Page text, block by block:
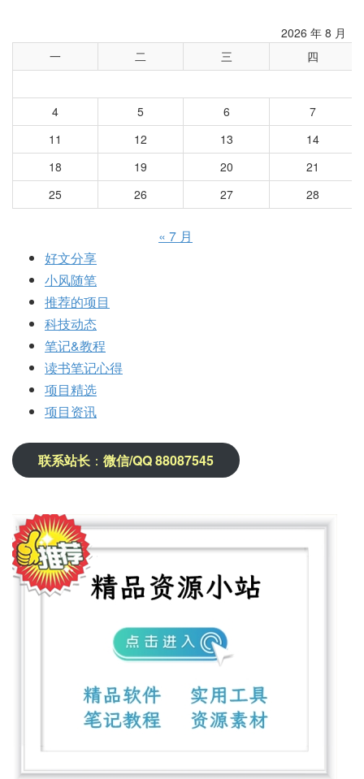
2026 年 8 月
一
二 三 四
4 5 6
7
11
12 13
14
18
19 20
21
25
26 27 28
« 7 月
好文分享
小风随笔
推荐的项目
科技动态
笔记&教程
读书笔记心得
项目精选
项目资讯
联系站长 ： 微信/QQ 88087545